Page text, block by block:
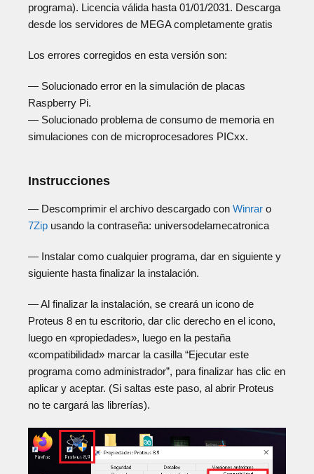
programa). Licencia válida hasta 01/01/2031. Descarga
desde los servidores de MEGA completamente gratis
Los errores corregidos en esta versión son:
— Solucionado error en la simulación de placas
Raspberry Pi.
— Solucionado problema de consumo de memoria en
simulaciones con de microprocesadores PICxx.
Instrucciones
— Descomprimir el archivo descargado con Winrar o
7Zip usando la contraseña: universodelamecatronica
— Instalar como cualquier programa, dar en siguiente y
siguiente hasta finalizar la instalación.
— Al finalizar la instalación, se creará un icono de
Proteus 8 en tu escritorio, dar clic derecho en el icono,
luego en «propiedades», luego en la pestaña
«compatibilidad» marcar la casilla “Ejecutar este
programa como administrador”, para finalizar has clic en
aplicar y aceptar. (Si saltas este paso, al abrir Proteus
no te cargará las librerías).